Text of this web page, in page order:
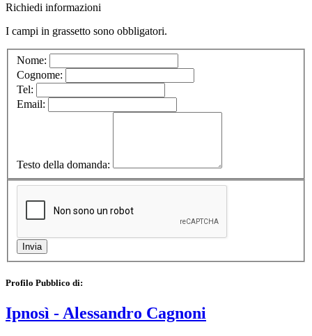
Richiedi informazioni
I campi in grassetto sono obbligatori.
Nome:
Cognome:
Tel:
Email:
Testo della domanda:
Profilo Pubblico di:
Ipnosì - Alessandro Cagnoni